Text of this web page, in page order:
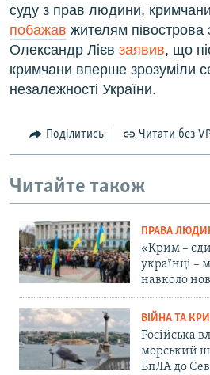
суду з прав людини,
побажав жителям півострова
Олександр Лієв заявив, що
кримчани вперше зрозуміли
незалежності України.
Поділитись Читати без
Читайте також
ПРАВА
«Крим –
українці –
навколо
ВІЙНА ТА
Російська
морський
БпЛА до